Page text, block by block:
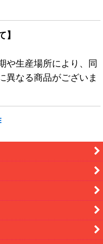
】
や生産場所により、同
異なる商品がございま